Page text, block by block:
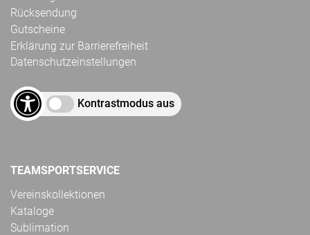
Rücksendung
Gutscheine
Erklärung zur Barrierefreiheit
Datenschutzeinstellungen
Kontrastmodus aus
TEAMSPORTSERVICE
Vereinskollektionen
Kataloge
Sublimation